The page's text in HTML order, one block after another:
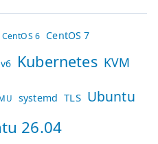
CentOS 6 CentOS 7
Kubernetes KVM
systemd TLS Ubuntu
26.04